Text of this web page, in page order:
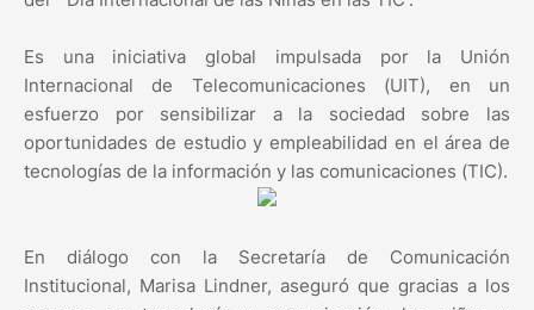
Es una iniciativa global impulsada por la Unión
Internacional de Telecomunicaciones (UIT), en un
esfuerzo por sensibilizar a la sociedad sobre las
oportunidades de estudio y empleabilidad en el área de
tecnologías de la información y las comunicaciones (TIC).
En diálogo con la Secretaría de Comunicación
Institucional, Marisa Lindner, aseguró que gracias a los